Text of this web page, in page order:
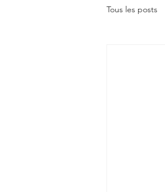
Tous les posts